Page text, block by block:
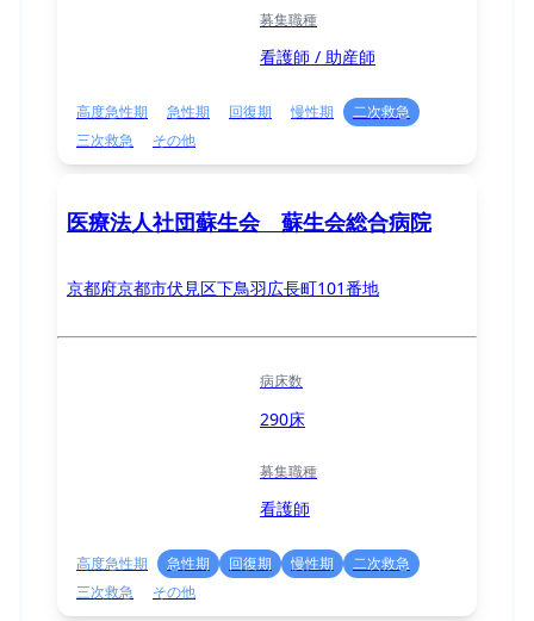
募集職種
看護師 / 助産師
高度急性期 急性期 回復期 慢性期
二次救急
三次救急
その他
医療法人社団蘇生会 蘇生会総合病院
京都府京都市伏見区下鳥羽広長町101番地
病床数
290床
募集職種
看護師
高度急性期 急性期 回復期 慢性期
二次救急
三次救急
その他